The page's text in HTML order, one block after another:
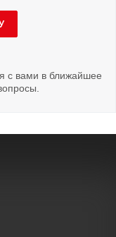
с вами в ближайшее